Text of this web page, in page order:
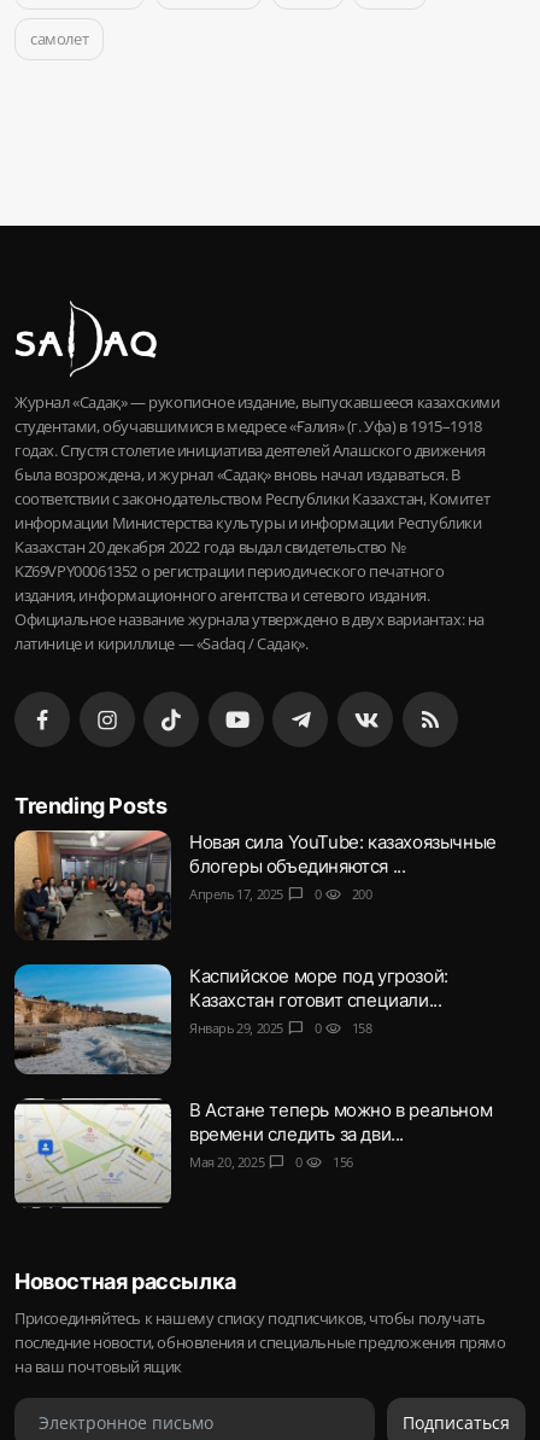
самолет
Журнал «Садақ» — рукописное издание, выпускавшееся казахскими
студентами, обучавшимися в медресе «Ғалия» (г. Уфа) в 1915–1918
годах. Спустя столетие инициатива деятелей Алашского движения
была возрождена, и журнал «Садақ» вновь начал издаваться. В
соответствии с законодательством Республики Казахстан, Комитет
информации Министерства культуры и информации Республики
Казахстан 20 декабря 2022 года выдал свидетельство №
KZ69VPY00061352 о регистрации периодического печатного
издания, информационного агентства и сетевого издания.
Официальное название журнала утверждено в двух вариантах: на
латинице и кириллице — «Sadaq / Садақ».
Trending Posts
Новая сила YouTube: казахоязычные
блогеры объединяются ...
Апрель 17, 2025 chat_bubble 0 visibility 200
Каспийское море под угрозой:
Казахстан готовит специали...
Январь 29, 2025 chat_bubble 0 visibility 158
В Астане теперь можно в реальном
времени следить за дви...
Мая 20, 2025 chat_bubble 0 visibility 156
Новостная рассылка
Присоединяйтесь к нашему списку подписчиков, чтобы получать
последние новости, обновления и специальные предложения прямо
на ваш почтовый ящик
Подписаться